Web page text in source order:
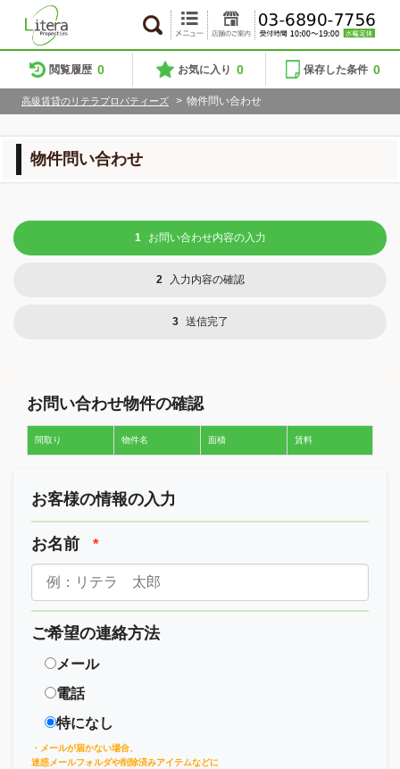
閲覧履歴 0 お気に入り 0 保存した条件 0
高級賃貸のリテラプロパティーズ > 物件問い合わせ
物件問い合わせ
1 お問い合わせ内容の入力
2 入力内容の確認
3 送信完了
お問い合わせ物件の確認
間取り 物件名 面積 賃料
お客様の情報の入力
お名前 *
ご希望の連絡方法
メール
電話
特になし
・メールが届かない場合、
迷惑メールフォルダや削除済みアイテムなどに